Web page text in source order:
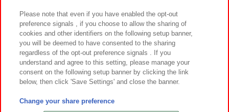
カスタマーハラスメント対応方針 よくあるご質問・お問い合わせ
©Bandai Namco Amusement Inc.
©Bandai Namco Amusement Lab Inc.
Please note that even if you have enabled the opt-out
preference signals , if you choose to allow the sharing of
cookies and other identifiers on the following setup banner,
you will be deemed to have consented to the sharing
regardless of the opt-out preference signals . If you
understand and agree to this setting, please manage your
consent on the following setup banner by clicking the link
below, then click 'Save Settings' and close the banner.
Change your share preference